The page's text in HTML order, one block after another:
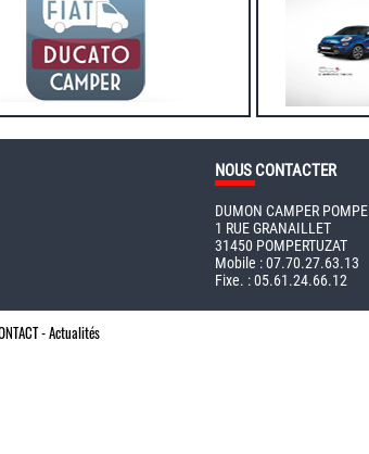
NOUS CONTACTER
DUMON CAMPER
1 RUE GRANAILLET
31450 POMPERTUZAT
Mobile : 07.70.27.63.13
Fixe. : 05.61.24.66.12
-Actualités